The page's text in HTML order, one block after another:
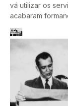
vá utilizar os
acabaram